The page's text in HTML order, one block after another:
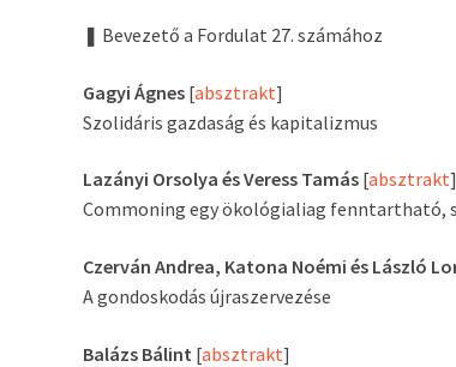
❚ Bevezető a Fordulat 27. számához
Gagyi Ágnes [absztrakt]
Szolidáris gazdaság és kapitalizmus
Lazányi Orsolya és Veress Tamás [absztrakt]
Commoning egy ökológialiag fenntartható,
Czerván Andrea, Katona Noémi és László
A gondoskodás újraszervezése
Balázs Bálint [absztrakt]